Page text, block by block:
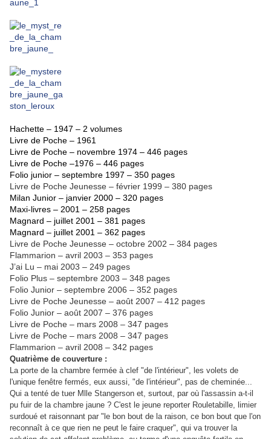
Hachette – 1947 – 2 volumes
Livre de Poche – 1961
Livre de Poche – novembre 1974 – 446 pages
Livre de Poche –1976 – 446 pages
Folio junior – septembre 1997 – 350 pages
Livre de Poche Jeunesse – février 1999 – 380 pages
Milan Junior – janvier 2000 – 320 pages
Maxi-livres – 2001 – 258 pages
Magnard – juillet 2001 – 381 pages
Magnard – juillet 2001 – 362 pages
Livre de Poche Jeunesse – octobre 2002 – 384 pages
Flammarion – avril 2003 – 353 pages
J’ai Lu – mai 2003 – 249 pages
Folio Plus – septembre 2003 – 348 pages
Folio Junior – septembre 2006 – 352 pages
Livre de Poche Jeunesse – août 2007 – 412 pages
Folio Junior – août 2007 – 376 pages
Livre de Poche – mars 2008 – 347 pages
Livre de Poche – mars 2008 – 347 pages
Flammarion – avril 2008 – 342 pages
Quatrième de couverture :
La porte de la chambre fermée à clef "de l'intérieur", les volets de
l'unique fenêtre fermés, eux aussi, "de l'intérieur", pas de cheminée...
Qui a tenté de tuer Mlle Stangerson et, surtout, par où l'assassin a-t-il
pu fuir de la chambre jaune ? C'est le jeune reporter Rouletabille, limier
surdoué et raisonnant par "le bon bout de la raison, ce bon bout que l'on
reconnaît à ce que rien ne peut le faire craquer", qui va trouver la